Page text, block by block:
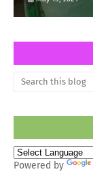
Powered by